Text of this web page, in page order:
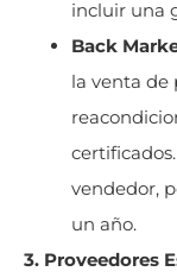
incluir una
Back
la venta de
vendedor,
un año.
3. Proveedores